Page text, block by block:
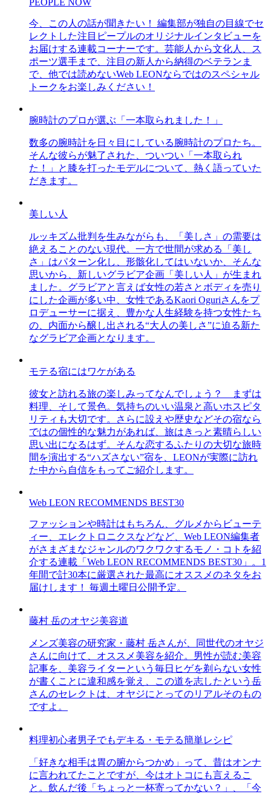
PEOPLE NOW
今、この人の話が聞きたい！ 編集部が独自の目線でセ
レクトした注目ピープルのオリジナルインタビューを
お届けする連載コーナーです。芸能人から文化人、ス
ポーツ選手まで、注目の新人から納得のベテランま
で、他では読めないWeb LEONならではのスペシャル
トークをお楽しみください！
腕時計のプロが選ぶ「一本取られました！」
数多の腕時計を日々目にしている腕時計のプロたち。
そんな彼らが魅了された、ついつい「一本取られ
た！」と膝を打ったモデルについて、熱く語っていた
だきます。
美しい人
ルッキズム批判を生みながらも、「美しさ」の需要は
絶えることのない現代。一方で世間が求める「美し
さ」はパターン化し、形骸化してはいないか、そんな
思いから、新しいグラビア企画「美しい人」が生まれ
ました。グラビアと言えば女性の若さとボディを売り
にした企画が多い中、女性であるKaori Oguriさんをプ
ロデューサーに据え、豊かな人生経験を持つ女性たち
の、内面から醸し出される“大人の美しさ”に迫る新た
なグラビア企画となります。
モテる宿にはワケがある
彼女と訪れる旅の楽しみってなんでしょう？ まずは
料理、そして景色。気持ちのいい温泉と高いホスピタ
リティも大切です。さらに設えや歴史などその宿なら
ではの個性的な魅力があれば、旅はきっと素晴らしい
思い出になるはず。そんな恋するふたりの大切な旅時
間を演出する“ハズさない”宿を、LEONが実際に訪れ
た中から自信をもってご紹介します。
Web LEON RECOMMENDS BEST30
ファッションや時計はもちろん、グルメからビューテ
ィー、エレクトロニクスなどなど、Web LEON編集者
がさまざまなジャンルのワクワクするモノ・コトを紹
介する連載「Web LEON RECOMMENDS BEST30」。1
年間で計30本に厳選された最高にオススメのネタをお
届けします！ 毎週土曜日公開予定。
藤村 岳のオヤジ美容道
メンズ美容の研究家・藤村 岳さんが、同世代のオヤジ
さんに向けて、オススメ美容を紹介。男性が読む美容
記事を、美容ライターという毎日ヒゲを剃らない女性
が書くことに違和感を覚え、この道を志したという岳
さんのセレクトは、オヤジにとってのリアルそのもの
ですよ。
料理初心者男子でもデキる・モテる簡単レシピ
「好きな相手は胃の腑からつかめ」って、昔はオンナ
に言われてたことですが、今はオトコにも言えるこ
と。飲んだ後「ちょっと一杯寄ってかない？」、「今